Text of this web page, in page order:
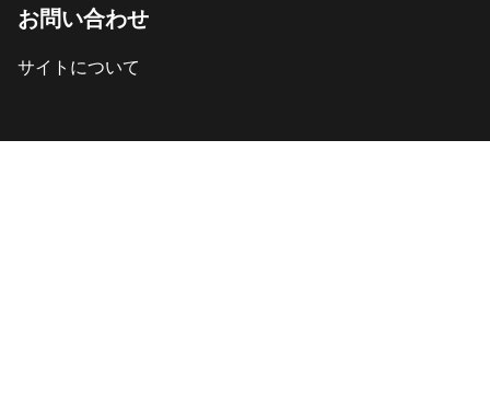
お問い合わせ
サイトについて